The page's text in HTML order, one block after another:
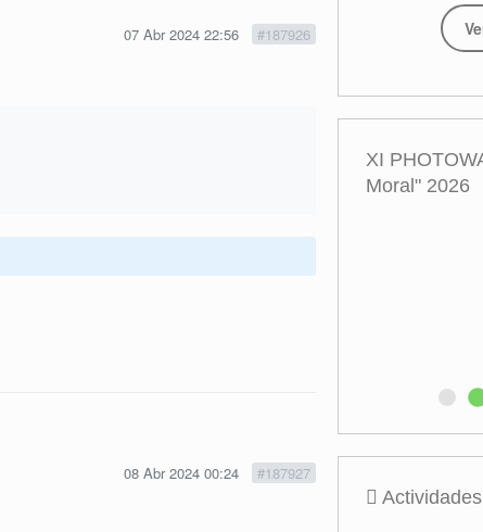
07 Abr 2024 22:56 #187926
08 Abr 2024 00:24 #187927
XI
Moral" 2026